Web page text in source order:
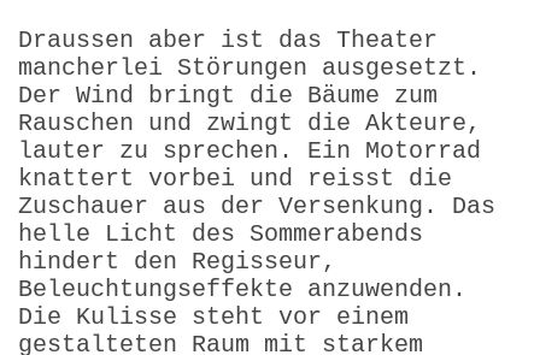
Draussen aber ist das Theater
mancherlei Störungen ausgesetzt.
Der Wind bringt die Bäume zum
Rauschen und zwingt die Akteure,
lauter zu sprechen. Ein Motorrad
knattert vorbei und reisst die
Zuschauer aus der Versenkung. Das
helle Licht des Sommerabends
hindert den Regisseur,
Beleuchtungseffekte anzuwenden.
Die Kulisse steht vor einem
gestalteten Raum mit starkem